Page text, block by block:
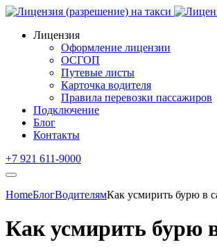
Лицензия
Оформление лицензии
ОСГОП
Путевые листы
Карточка водителя
Правила перевозки пассажиров
Подключение
Блог
Контакты
+7 921 611-9000
HomeБлогВодителямКак усмирить бурю в
Как усмирить бурю